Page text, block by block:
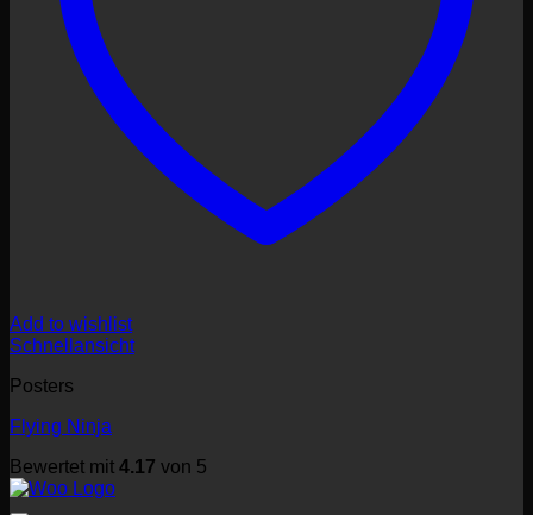
Add to wishlist
Schnellansicht
Posters
Flying Ninja
Bewertet mit 4.17 von 5